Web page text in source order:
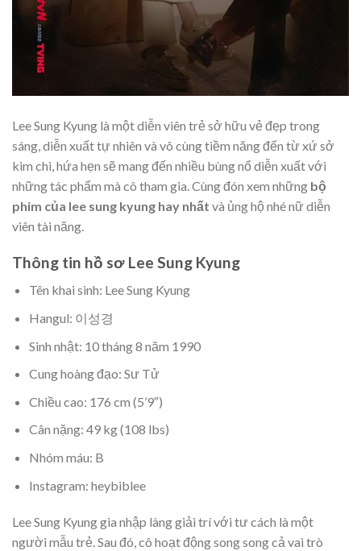
Lee Sung Kyung là một diễn viên trẻ sở hữu vẻ đẹp trong
sáng, diễn xuất tự nhiên và vô cùng tiềm năng đến từ xứ sở
kim chi, hứa hẹn sẽ mang đến nhiều bùng nổ diễn xuất với
những tác phẩm mà cô tham gia. Cùng đón xem những bộ
phim của lee sung kyung hay nhất và ủng hộ nhé nữ diễn
viên tài năng.
Thông tin hồ sơ Lee Sung Kyung
Tên khai sinh: Lee Sung Kyung
Hangul: 이성경
Sinh nhật: 10 tháng 8 năm 1990
Cung hoàng đạo: Sư Tử
Chiều cao: 176 cm (5’9″)
Cân nặng: 49 kg (108 lbs)
Nhóm máu: B
Instagram: heybiblee
Lee Sung Kyung gia nhập làng giải trí với tư cách là một
người mẫu trẻ. Sau đó, cô hoạt động song song cả vai trò